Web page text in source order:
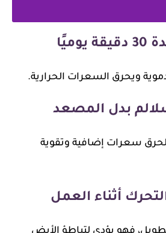
ويحرق السعرات الحرارية.
بدل المصعد
سعرات إضافية وتقوية
أثناء العمل